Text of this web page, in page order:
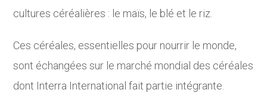
cultures céréalières : le maïs, le blé et le riz.
Ces céréales, essentielles pour nourrir le monde,
sont échangées sur le marché mondial des céréales
dont Interra International fait partie intégrante.